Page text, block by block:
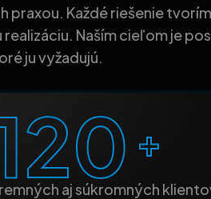
Každé riešenie
Naším cieľom je
ju vyžadujú.
+
aj súkromných